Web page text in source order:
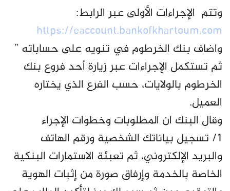
وتتم الإجراءات الأولى عبر الرابط:
https://eaccount.bankofkhartoum.com
واضاف بنك الخرطوم في تنويه على حساباته ”
ثم تستكمل الإجراءات عبر زيارة أحد فروع بنك
الخرطوم بالولايات، حسب الفرع الذي يختاره
العميل.
وقال البنك ان المطلوبات وخطوات الإجراء
١/ تسجيل بياناتك الشخصية ورقم الهاتف
والبريد الإلكتروني، ثم تعبئة الاستمارات البنكية
الخاصة بالخدمة وإرفاق صورة من إثبات الهوية